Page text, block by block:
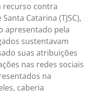
recurso contra
Catarina (TJSC),
apresentado pela
sustentavam
suas atribuições
nas redes sociais
na
caberia